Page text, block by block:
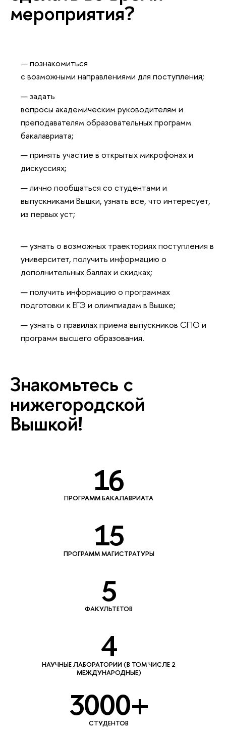
мероприятия?
познакомиться
с возможными направлениями для поступления;
задать
вопросы академическим руководителям и
преподавателям образовательных программ
бакалавриата;
принять участие в открытых микрофонах и
дискуссиях;
лично пообщаться со студентами и
выпускниками Вышки, узнать все, что интересует,
из первых уст;
узнать о возможных траекториях поступления в
университет, получить информацию о
дополнительных баллах и скидках;
получить информацию о программах
подготовки к ЕГЭ и олимпиадам в Вышке;
узнать о правилах приема выпускников СПО и
программ высшего образования.
Знакомьтесь с
нижегородской
Вышкой!
16
ПРОГРАММ БАКАЛАВРИАТА
15
ПРОГРАММ МАГИСТРАТУРЫ
5
ФАКУЛЬТЕТОВ
4
НАУЧНЫЕ ЛАБОРАТОРИИ (В ТОМ ЧИСЛЕ 2
МЕЖДУНАРОДНЫЕ)
3000+
СТУДЕНТОВ